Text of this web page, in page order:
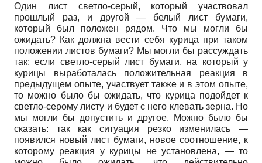
Один лист светло-серый, который участвовал
прошлый раз, и другой— белый лист бумаги,
который был положен рядом. Что мы могли бы
ожидать? Как должна вести себя курица при таком
положении листов бумаги? Мы могли бы рассуждать
так: если светло-серый лист бумаги, на который у
курицы выработалась положительная реакция в
предыдущем опыте, участвует также и в этом опыте,
то можно было бы ожидать, что курица подойдет к
светло-серому листу и будет с него клевать зерна. Но
мы могли бы допустить и другое. Можно было бы
сказать: так как ситуация резко изменилась —
появился новый лист бумаги, новое соотношение, к
которому реакция у курицы не установлена, —то